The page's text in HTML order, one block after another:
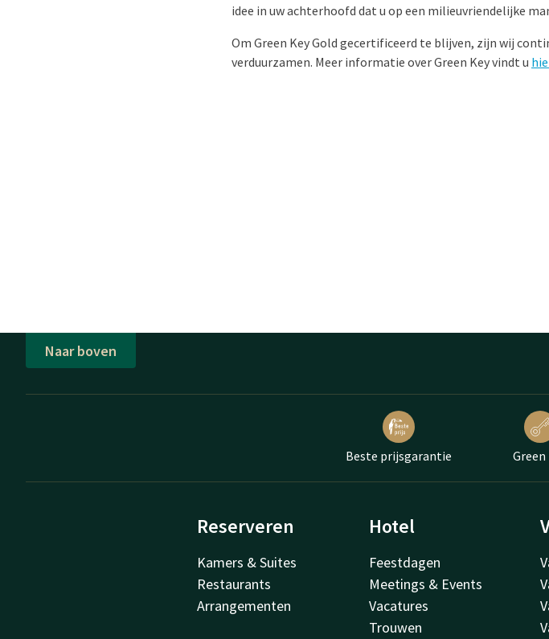
idee in uw achterhoofd dat u op een milieuvriendelijke
Om Green Key Gold gecertificeerd te blijven, zijn wij
verduurzamen. Meer informatie over Green Key vindt u
Naar boven
Beste prijsgarantie Green
Reserveren
Kamers & Suites
Restaurants
Arrangementen
Hotel
Feestdagen
Meetings & Events
Vacatures
Trouwen